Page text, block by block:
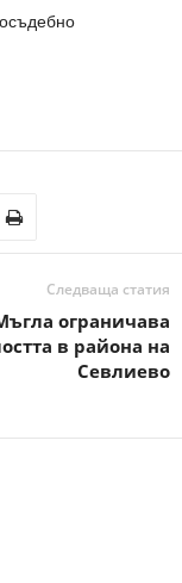
Следваща статия
ограничава
в района на
Севлиево